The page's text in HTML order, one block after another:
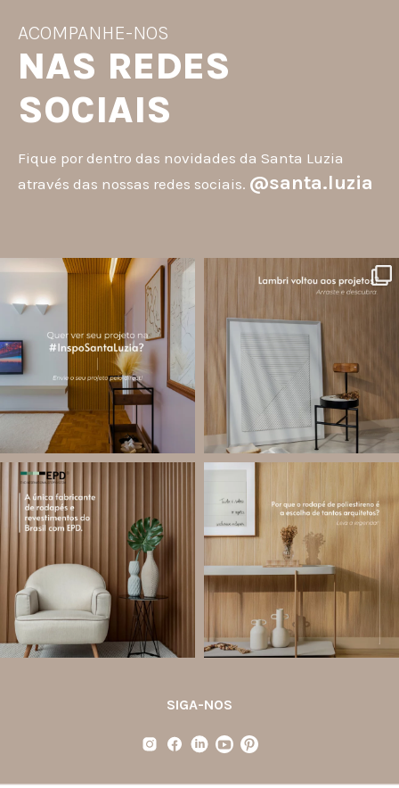
ACOMPANHE-NOS
NAS REDES
SOCIAIS
Fique por dentro das novidades da Santa Luzia
através das nossas redes sociais. @santa.luzia
santa.luzia
A #InspoSantaLuzia é um espaço
criado para divulgar projetos que
utilizam produtos Santa Luzia e
valorizar o trabalho de arquitetos,
designers de...
Jul 28
13 0
O lambri é um revestimento versátil
painéis decorativos e diversas
composições para valorizar o
Jul 27
87 8
Você sabe o que é EPD?
A Declaração Ambiental de Produto
(Environmental Product Declaration) é
um documento internacional que
Jul 21
35 1
Os rodapés de poliestireno
conquistaram espaço na arquitetura
porque unem estética, praticidade e
desempenho em um único produto.
Diferente
SIGA-NOS